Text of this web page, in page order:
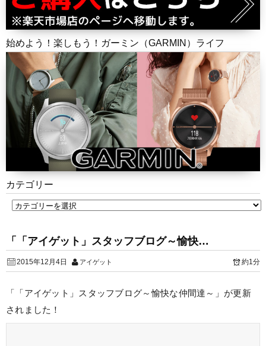
始めよう！楽しもう！ガーミン（GARMIN）ライフ
カテゴリー
「「アイゲット」スタッフブログ～愉快…
2015年12月4日 アイゲット 約1分
「「アイゲット」スタッフブログ～愉快な仲間達～」が更新
されました！